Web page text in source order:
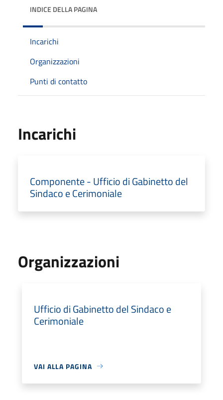
INDICE DELLA PAGINA
Incarichi
Organizzazioni
Punti di contatto
Incarichi
Componente - Ufficio di Gabinetto del
Sindaco e Cerimoniale
Organizzazioni
Ufficio di Gabinetto del Sindaco e
Cerimoniale
VAI ALLA PAGINA